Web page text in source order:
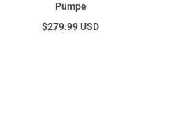
Pumpe
$279.99 USD